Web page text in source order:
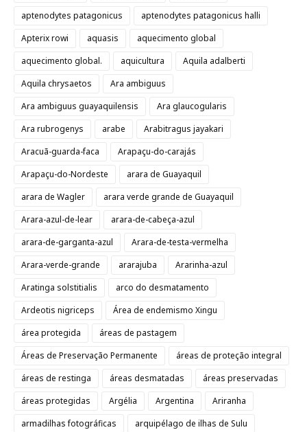
aptenodytes patagonicus
aptenodytes patagonicus halli
Apterix rowi
aquasis
aquecimento global
aquecimento global.
aquicultura
Aquila adalberti
Aquila chrysaetos
Ara ambiguus
Ara ambiguus guayaquilensis
Ara glaucogularis
Ara rubrogenys
arabe
Arabitragus jayakari
Aracuã-guarda-faca
Arapaçu-do-carajás
Arapaçu-do-Nordeste
arara de Guayaquil
arara de Wagler
arara verde grande de Guayaquil
Arara-azul-de-lear
arara-de-cabeça-azul
arara-de-garganta-azul
Arara-de-testa-vermelha
Arara-verde-grande
ararajuba
Ararinha-azul
Aratinga solstitialis
arco do desmatamento
Ardeotis nigriceps
Área de endemismo Xingu
área protegida
áreas de pastagem
Áreas de Preservação Permanente
áreas de proteção integral
áreas de restinga
áreas desmatadas
áreas preservadas
áreas protegidas
Argélia Argentina
Ariranha
armadilhas fotográficas
arquipélago de ilhas de Sulu